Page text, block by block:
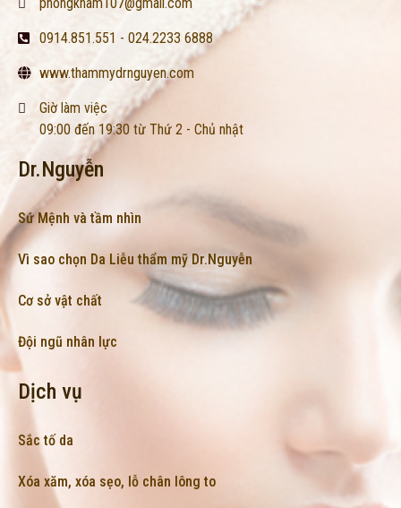
phongkham107@gmail.com
0914.851.551 - 024.2233 6888
www.thammydrnguyen.com
Giờ làm việc
09:00 đến 19:30 từ Thứ 2 - Chủ nhật
Dr.Nguyễn
Sứ Mệnh và tầm nhìn
Vì sao chọn Da Liễu thẩm mỹ Dr.Nguyễn
Cơ sở vật chất
Đội ngũ nhân lực
Dịch vụ
Sắc tố da
Xóa xăm, xóa sẹo, lỗ chân lông to